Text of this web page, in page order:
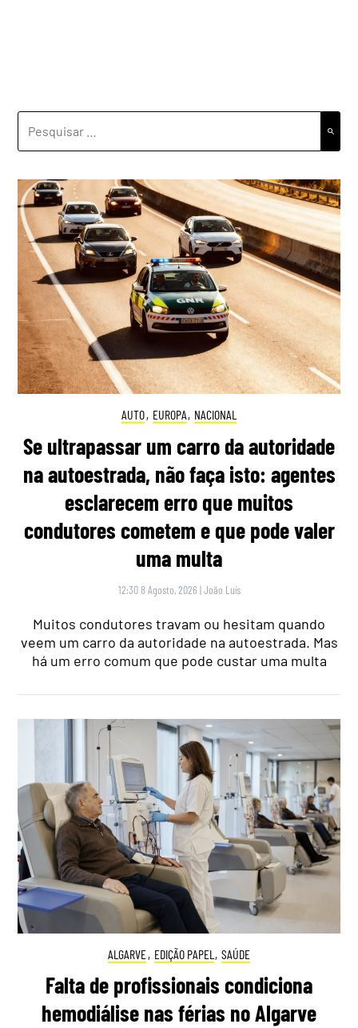
POR:
AUTO, EUROPA, NACIONAL
Se ultrapassar um carro da autoridade
na autoestrada, não faça isto: agentes
esclarecem erro que muitos
condutores cometem e que pode valer
uma multa
12:30 8 Agosto, 2026 |João Luís
Muitos condutores travam ou hesitam quando
veem um carro da autoridade na autoestrada. Mas
há um erro comum que pode custar uma multa
ALGARVE, EDIÇÃO PAPEL , SAÚDE
Falta de profissionais condiciona
hemodiálise nas férias no Algarve